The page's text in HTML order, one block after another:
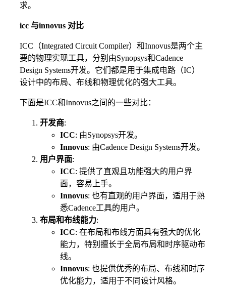
求。
icc 与innovus 对比
ICC（Integrated Circuit Compiler）和Innovus是两个主
要的物理实现工具，分别由Synopsys和Cadence
Design Systems开发。它们都是用于集成电路（IC）
设计中的布局、布线和物理优化的强大工具。
下面是ICC和Innovus之间的一些对比：
开发商:
ICC: 由Synopsys开发。
Innovus: 由Cadence Design Systems开发。
用户界面:
ICC: 提供了直观且功能强大的用户界
面，容易上手。
Innovus: 也有直观的用户界面，适用于熟
悉Cadence工具的用户。
布局和布线能力:
ICC: 在布局和布线方面具有强大的优化
能力，特别擅长于全局布局和时序驱动布
线。
Innovus: 也提供优秀的布局、布线和时序
优化能力，适用于不同设计风格。